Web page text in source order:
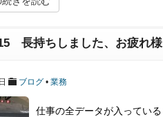
長持ちしました、お疲れ様
ブログ • 業務
仕事の全データが入ってい